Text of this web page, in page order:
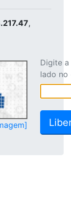
,
Digite
lado no